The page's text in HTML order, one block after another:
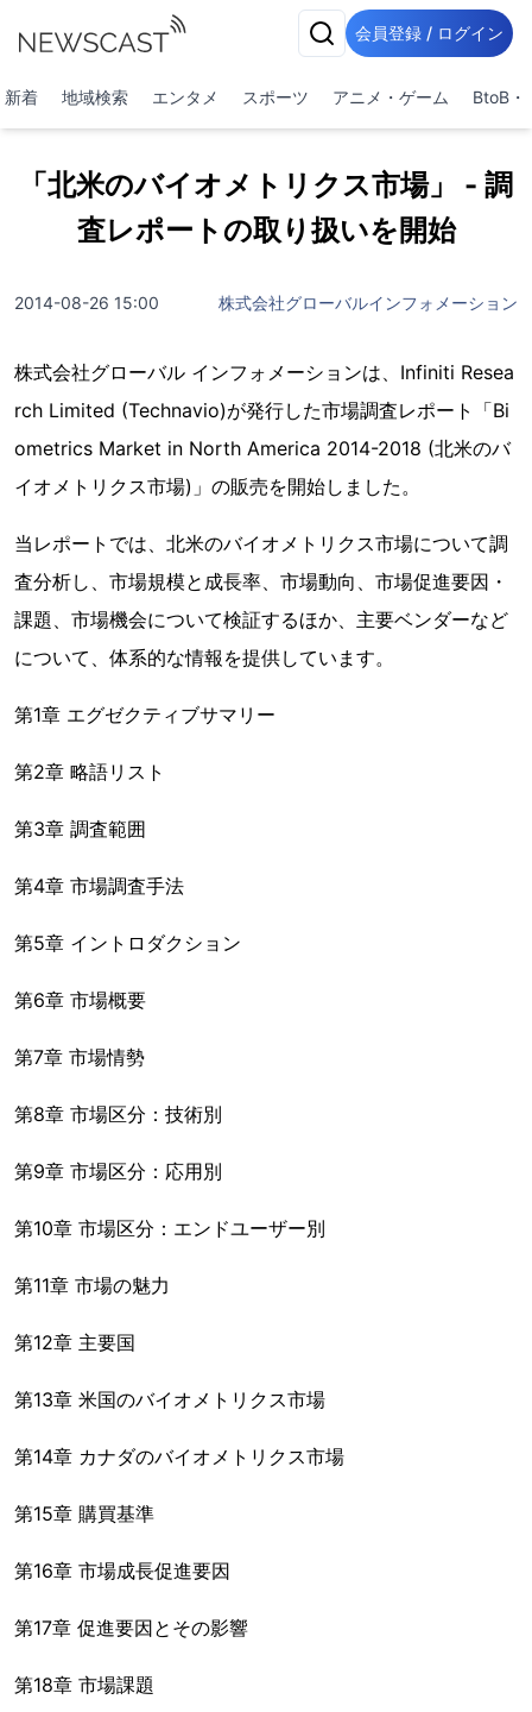
会員登録 / ログイン
新着 地域検索 エンタメ スポーツ アニメ・ゲーム BtoB・
「北米のバイオメトリクス市場」 - 調
査レポートの取り扱いを開始
2014-08-26 15:00 株式会社グローバルインフォメーション
株式会社グローバル インフォメーションは、Infiniti Resea
rch Limited (Technavio)が発行した市場調査レポート「Bi
ometrics Market in North America 2014-2018 (北米のバ
イオメトリクス市場)」の販売を開始しました。
当レポートでは、北米のバイオメトリクス市場について調
査分析し、市場規模と成長率、市場動向、市場促進要因・
課題、市場機会について検証するほか、主要ベンダーなど
について、体系的な情報を提供しています。
第1章 エグゼクティブサマリー
第2章 略語リスト
第3章 調査範囲
第4章 市場調査手法
第5章 イントロダクション
第6章 市場概要
第7章 市場情勢
第8章 市場区分：技術別
第9章 市場区分：応用別
第10章 市場区分：エンドユーザー別
第11章 市場の魅力
第12章 主要国
第13章 米国のバイオメトリクス市場
第14章 カナダのバイオメトリクス市場
第15章 購買基準
第16章 市場成長促進要因
第17章 促進要因とその影響
第18章 市場課題